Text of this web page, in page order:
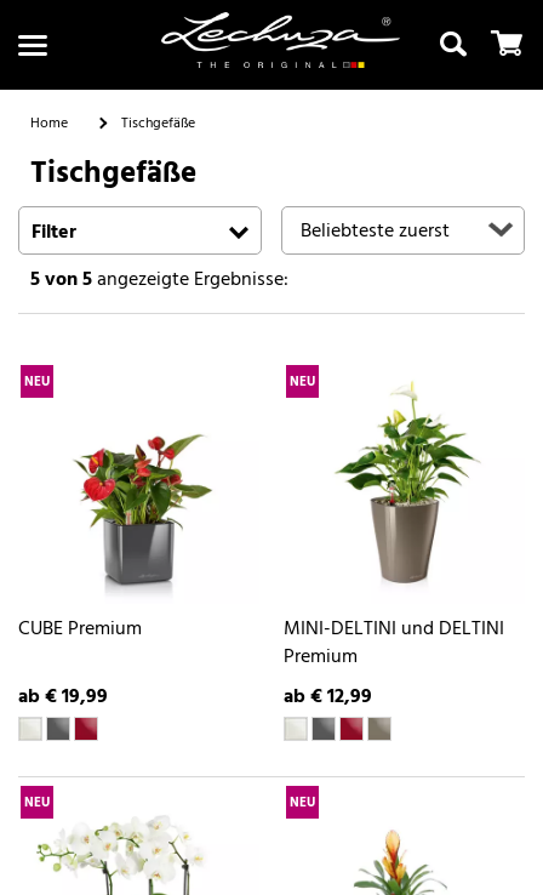
Suchen
Home Tischgefäße
Tischgefäße
Filter
5von 5angezeigte Ergebnisse:
NEU
CUBE Premium
ab € 19,99
NEU
MINI-DELTINI und DELTINI
Premium
ab € 12,99
NEU NEU